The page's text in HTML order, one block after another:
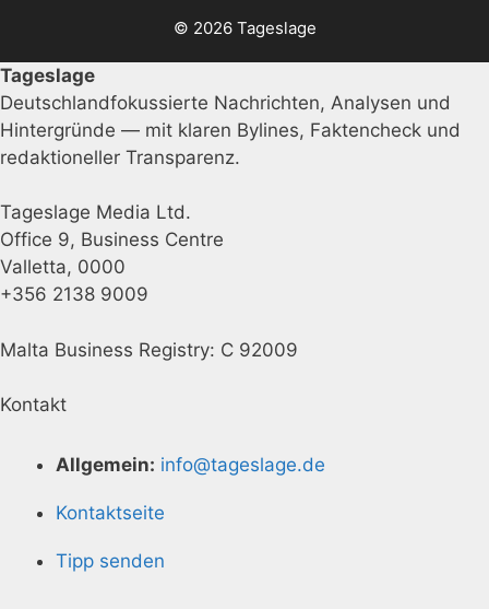
© 2026 Tageslage
Tageslage
Deutschlandfokussierte Nachrichten, Analysen und
Hintergründe — mit klaren Bylines, Faktencheck und
redaktioneller Transparenz.
Tageslage Media Ltd.
Office 9, Business Centre
Valletta, 0000
+356 2138 9009
Malta Business Registry: C 92009
Kontakt
Allgemein: info@tageslage.de
Kontaktseite
Tipp senden